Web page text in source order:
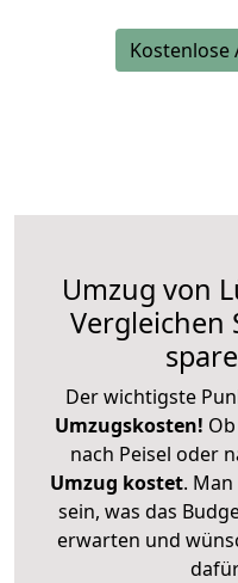
Kostenlose
Umzug von
Vergleichen
Der wichtigste
Umzugskosten!
nach Peisel oder
Umzug kostet.
sein, was das
erwarten und